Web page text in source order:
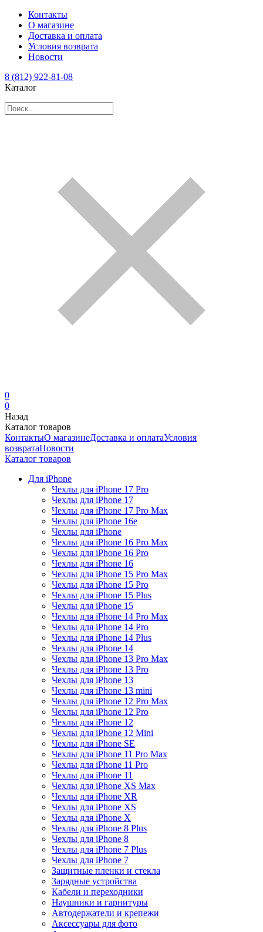
Контакты
О магазине
Доставка и оплата
Условия возврата
Новости
8 (812) 922-81-08
Каталог
0
0
Назад
Каталог товаров
КонтактыО магазинеДоставка и оплатаУсловия
возвратаНовости
Каталог товаров
Для iPhone
Чехлы для iPhone 17 Pro
Чехлы для iPhone 17
Чехлы для iPhone 17 Pro Max
Чехлы для iPhone 16e
Чехлы для iPhone
Чехлы для iPhone 16 Pro Max
Чехлы для iPhone 16 Pro
Чехлы для iPhone 16
Чехлы для iPhone 15 Pro Max
Чехлы для iPhone 15 Pro
Чехлы для iPhone 15 Plus
Чехлы для iPhone 15
Чехлы для iPhone 14 Pro Max
Чехлы для iPhone 14 Pro
Чехлы для iPhone 14 Plus
Чехлы для iPhone 14
Чехлы для iPhone 13 Pro Max
Чехлы для iPhone 13 Pro
Чехлы для iPhone 13
Чехлы для iPhone 13 mini
Чехлы для iPhone 12 Pro Max
Чехлы для iPhone 12 Pro
Чехлы для iPhone 12
Чехлы для iPhone 12 Mini
Чехлы для iPhone SE
Чехлы для iPhone 11 Pro Max
Чехлы для iPhone 11 Pro
Чехлы для iPhone 11
Чехлы для iPhone XS Max
Чехлы для iPhone XR
Чехлы для iPhone XS
Чехлы для iPhone X
Чехлы для iPhone 8 Plus
Чехлы для iPhone 8
Чехлы для iPhone 7 Plus
Чехлы для iPhone 7
Защитные пленки и стекла
Зарядные устройства
Кабели и переходники
Наушники и гарнитуры
Автодержатели и крепежи
Аксессуары для фото